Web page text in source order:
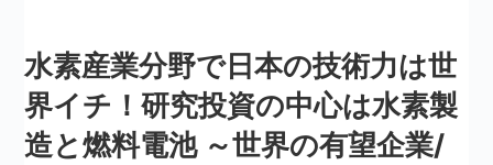
水素産業分野で日本の技術力は世
界イチ！研究投資の中心は水素製
造と燃料電池 ～世界の有望企業/